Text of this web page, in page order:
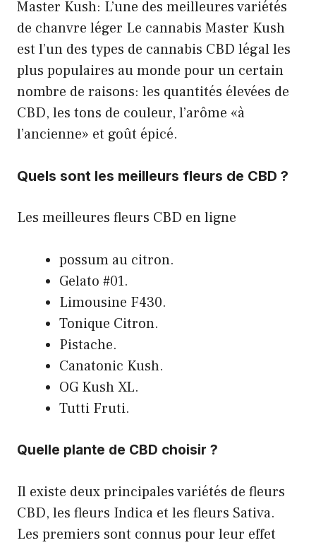
Master Kush: L’une des meilleures variétés
de chanvre léger Le cannabis Master Kush
est l’un des types de cannabis CBD légal les
plus populaires au monde pour un certain
nombre de raisons: les quantités élevées de
CBD, les tons de couleur, l’arôme «à
l’ancienne» et goût épicé.
Quels sont les meilleurs fleurs de CBD ?
Les meilleures fleurs CBD en ligne
possum au citron.
Gelato #01.
Limousine F430.
Tonique Citron.
Pistache.
Canatonic Kush.
OG Kush XL.
Tutti Fruti.
Quelle plante de CBD choisir ?
Il existe deux principales variétés de fleurs
CBD, les fleurs Indica et les fleurs Sativa.
Les premiers sont connus pour leur effet